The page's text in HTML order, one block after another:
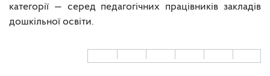
категорії — серед педагогічних працівників закладів
дошкільної освіти.